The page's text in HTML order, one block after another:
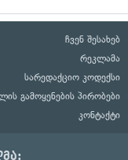
ჩვენ შესახებ
რეკლამა
სარედაქციო კოდექსი
გამოყენების პირობები
კონტაქტი